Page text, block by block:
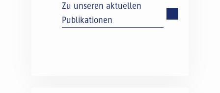
Zu unseren aktuellen
Publikationen